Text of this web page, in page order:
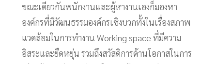
ขณะเดียวกันพนักงานและผู้หางานเองก็มองหา
องค์กรที่มีวัฒนธรรมองค์กรเชิงบวกทั้งในเรื่องสภาพ
แวดล้อมในการทำงาน Working space ที่มีความ
อิสระและยืดหยุ่น รวมถึงสวัสดิการด้านโอกาสในการ